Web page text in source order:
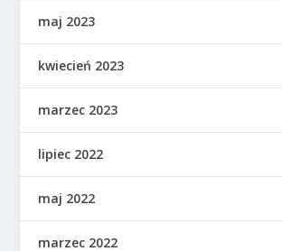
maj 2023
kwiecień 2023
marzec 2023
lipiec 2022
maj 2022
marzec 2022